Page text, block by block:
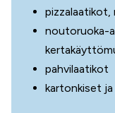
pizzalaatikot,
noutoruoka-
pahvilaatikot
kartonkiset